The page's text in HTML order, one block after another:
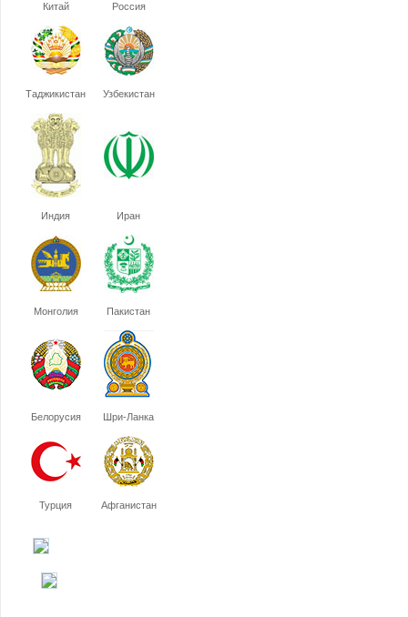
Китай Россия
Таджикистан Узбекистан
Индия Иран
Монголия Пакистан
Белорусия Шри-Ланка
Турция Афганистан